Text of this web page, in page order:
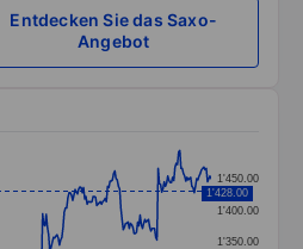
Entdecken Sie das Saxo-
Angebot
points.
displaying categories.
1'350.00
1'400.00
1'450.00
1'428.00